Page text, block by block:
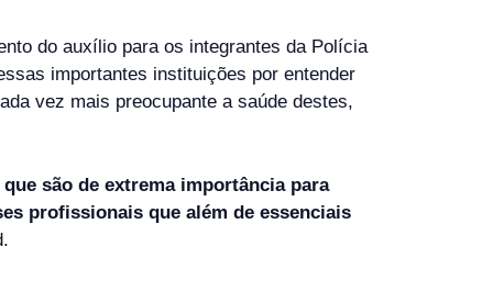
do auxílio para os integrantes da Polícia
importantes instituições por entender
vez mais preocupante a saúde destes,
são de extrema importância para
profissionais que além de essenciais